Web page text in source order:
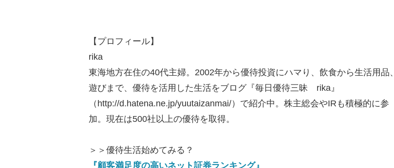
【プロフィール】
rika
東海地方在住の40代主婦。2002年から優待投資にハマり、飲食から生活用品、
遊びまで、優待を活用した生活をブログ『毎日優待三昧 rika』
（http://d.hatena.ne.jp/yuutaizanmai/）で紹介中。株主総会やIRも積極的に参
加。現在は500社以上の優待を取得。
＞＞優待生活始めてみる？
『顧客満足度の高いネット証券ランキング』